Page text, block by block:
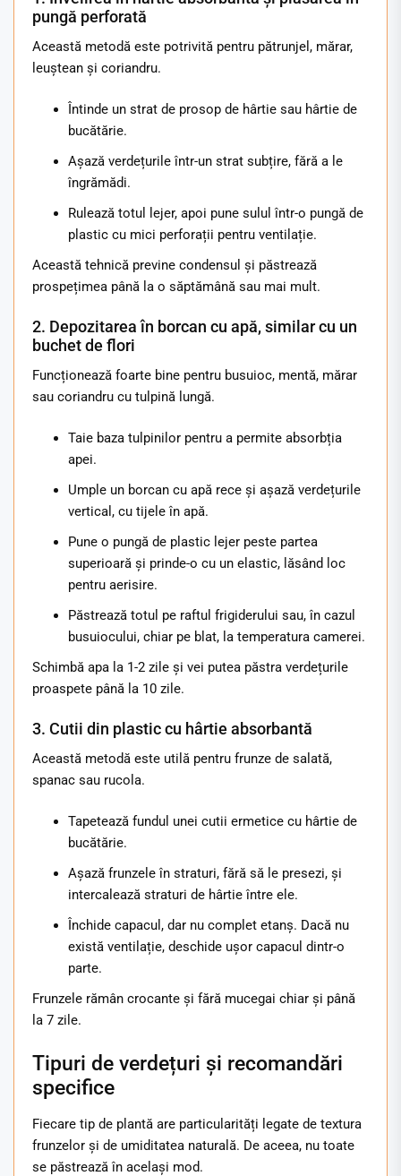
pungă perforată
Această metodă este potrivită pentru pătrunjel, mărar,
leuștean și coriandru.
Întinde un strat de prosop de hârtie sau hârtie de
bucătărie.
Așază verdețurile într-un strat subțire, fără a le
îngrămădi.
Rulează totul lejer, apoi pune sulul într-o pungă de
plastic cu mici perforații pentru ventilație.
Această tehnică previne condensul și păstrează
prospețimea până la o săptămână sau mai mult.
2. Depozitarea în borcan cu apă, similar cu un
buchet de flori
Funcționează foarte bine pentru busuioc, mentă, mărar
sau coriandru cu tulpină lungă.
Taie baza tulpinilor pentru a permite absorbția
apei.
Umple un borcan cu apă rece și așază verdețurile
vertical, cu tijele în apă.
Pune o pungă de plastic lejer peste partea
superioară și prinde-o cu un elastic, lăsând loc
pentru aerisire.
Păstrează totul pe raftul frigiderului sau, în cazul
busuiocului, chiar pe blat, la temperatura camerei.
Schimbă apa la 1-2 zile și vei putea păstra verdețurile
proaspete până la 10 zile.
3. Cutii din plastic cu hârtie absorbantă
Această metodă este utilă pentru frunze de salată,
spanac sau rucola.
Tapetează fundul unei cutii ermetice cu hârtie de
bucătărie.
Așază frunzele în straturi, fără să le presezi, și
intercalează straturi de hârtie între ele.
Închide capacul, dar nu complet etanș. Dacă nu
există ventilație, deschide ușor capacul dintr-o
parte.
Frunzele rămân crocante și fără mucegai chiar și până
la 7 zile.
Tipuri de verdețuri și recomandări
specifice
Fiecare tip de plantă are particularități legate de textura
frunzelor și de umiditatea naturală. De aceea, nu toate
se păstrează în același mod.